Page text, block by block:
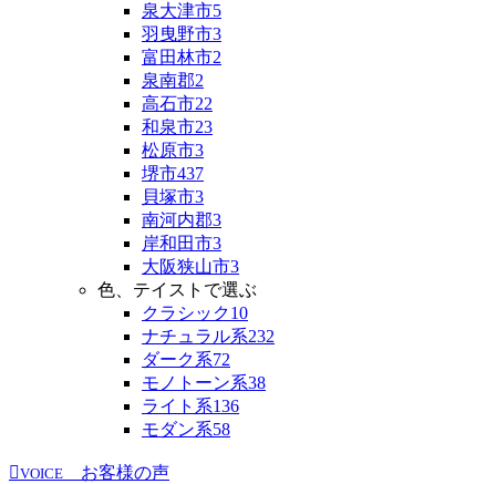
泉大津市5
羽曳野市3
富田林市2
泉南郡2
高石市22
和泉市23
松原市3
堺市437
貝塚市3
南河内郡3
岸和田市3
大阪狭山市3
色、テイストで選ぶ
クラシック10
ナチュラル系232
ダーク系72
モノトーン系38
ライト系136
モダン系58
VOICE
お客様の声